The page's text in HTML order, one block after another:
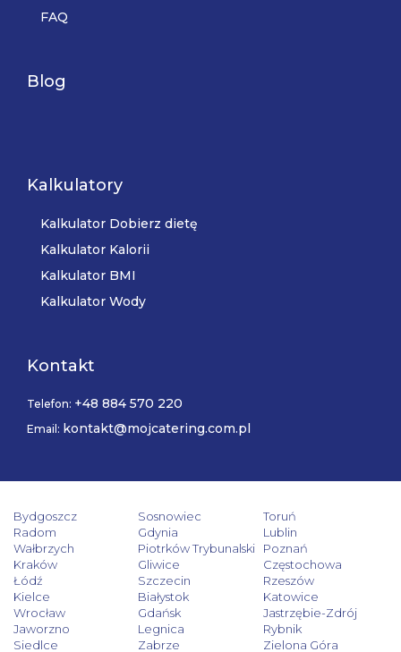
FAQ
Blog
Kalkulatory
Kalkulator Dobierz dietę
Kalkulator Kalorii
Kalkulator BMI
Kalkulator Wody
Kontakt
Telefon: +48 884 570 220
Email: kontakt@mojcatering.com.pl
Bydgoszcz Sosnowiec
Toruń
Radom
Gdynia
Lublin
Wałbrzych
Piotrków Trybunalski
Poznań
Kraków
Gliwice
Częstochowa
Łódź
Szczecin
Rzeszów
Kielce
Białystok
Katowice
Wrocław
Gdańsk
Jastrzębie-Zdrój
Jaworzno
Legnica
Rybnik
Siedlce
Zabrze Zielona Góra